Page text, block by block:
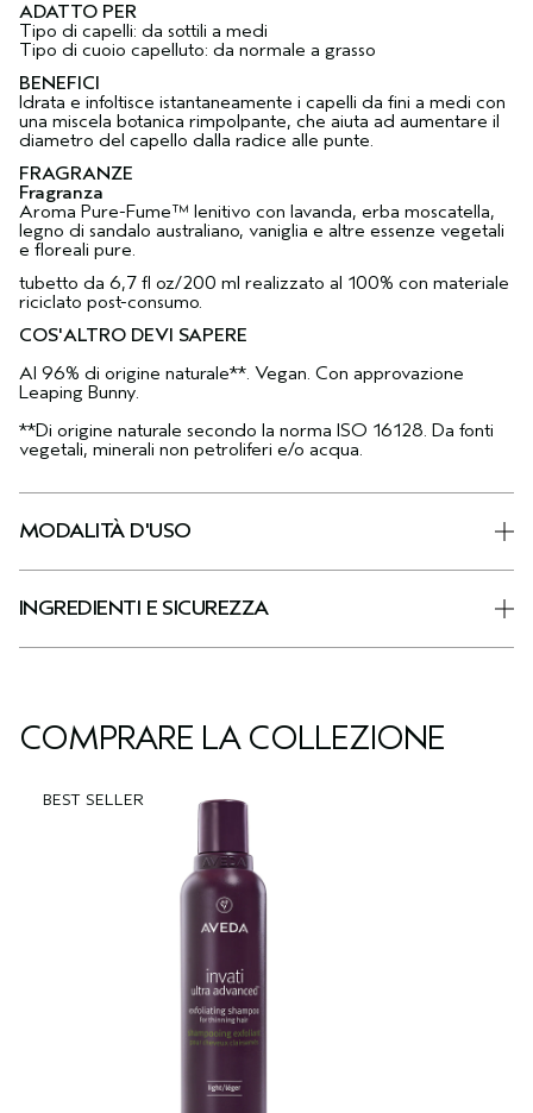
ADATTO PER
Tipo di capelli: da sottili a medi
Tipo di cuoio capelluto: da normale a grasso
BENEFICI
Idrata e infoltisce istantaneamente i capelli da fini a medi con
una miscela botanica rimpolpante, che aiuta ad aumentare il
diametro del capello dalla radice alle punte.
FRAGRANZE
Fragranza
Aroma Pure-Fume™ lenitivo con lavanda, erba moscatella,
legno di sandalo australiano, vaniglia e altre essenze vegetali
e floreali pure.
tubetto da 6,7 fl oz/200 ml realizzato al 100% con materiale
riciclato post-consumo.
COS'ALTRO DEVI SAPERE
Al 96% di origine naturale**. Vegan. Con approvazione
Leaping Bunny.
**Di origine naturale secondo la norma ISO 16128. Da fonti
vegetali, minerali non petroliferi e/o acqua.
MODALITÀ D'USO
INGREDIENTI E SICUREZZA
COMPRARE LA COLLEZIONE
BEST SELLER